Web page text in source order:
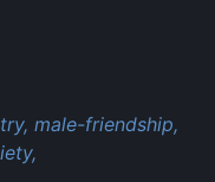
male-friendship,